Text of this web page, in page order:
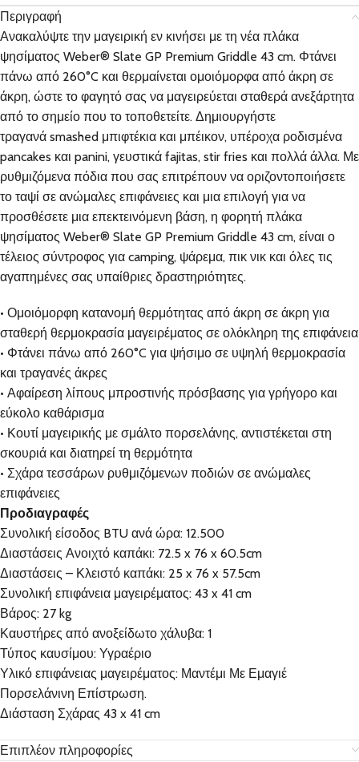
Περιγραφή
Ανακαλύψτε την μαγειρική εν κινήσει με τη νέα πλάκα
ψησίματος Weber® Slate GP Premium Griddle 43 cm. Φτάνει
πάνω από 260°C και θερμαίνεται ομοιόμορφα από άκρη σε
άκρη, ώστε το φαγητό σας να μαγειρεύεται σταθερά ανεξάρτητα
από το σημείο που το τοποθετείτε. Δημιουργήστε
τραγανά smashed μπιφτέκια και μπέικον, υπέροχα ροδισμένα
pancakes και panini, γευστικά fajitas, stir fries και πολλά άλλα. Με
ρυθμιζόμενα πόδια που σας επιτρέπουν να οριζοντοποιήσετε
το ταψί σε ανώμαλες επιφάνειες και μια επιλογή για να
προσθέσετε μια επεκτεινόμενη βάση, η φορητή πλάκα
ψησίματος Weber® Slate GP Premium Griddle 43 cm, είναι ο
τέλειος σύντροφος για camping, ψάρεμα, πικ νικ και όλες τις
αγαπημένες σας υπαίθριες δραστηριότητες.
• Ομοιόμορφη κατανομή θερμότητας από άκρη σε άκρη για
σταθερή θερμοκρασία μαγειρέματος σε ολόκληρη της επιφάνεια
• Φτάνει πάνω από 260°C για ψήσιμο σε υψηλή θερμοκρασία
και τραγανές άκρες
• Αφαίρεση λίπους μπροστινής πρόσβασης για γρήγορο και
εύκολο καθάρισμα
• Κουτί μαγειρικής με σμάλτο πορσελάνης, αντιστέκεται στη
σκουριά και διατηρεί τη θερμότητα
• Σχάρα τεσσάρων ρυθμιζόμενων ποδιών σε ανώμαλες
επιφάνειες
Προδιαγραφές
Συνολική είσοδος BTU ανά ώρα: 12.500
Διαστάσεις Ανοιχτό καπάκι: 72.5 x 76 x 60.5cm
Διαστάσεις – Κλειστό καπάκι: 25 x 76 x 57.5cm
Συνολική επιφάνεια μαγειρέματος: 43 x 41 cm
Βάρος: 27 kg
Καυστήρες από ανοξείδωτο χάλυβα: 1
Τύπος καυσίμου: Υγραέριο
Υλικό επιφάνειας μαγειρέματος: Μαντέμι Με Εμαγιέ
Πορσελάνινη Επίστρωση.
Διάσταση Σχάρας 43 x 41 cm
Επιπλέον πληροφορίες